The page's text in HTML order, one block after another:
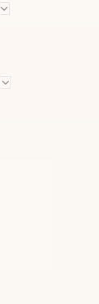
Ouvrir
Ouvrir